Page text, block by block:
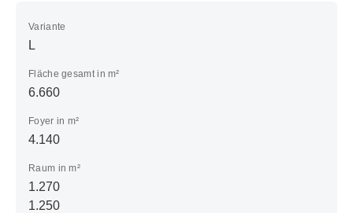
Variante
L
Fläche gesamt in m²
6.660
Foyer in m²
4.140
Raum in m²
1.270
1.250